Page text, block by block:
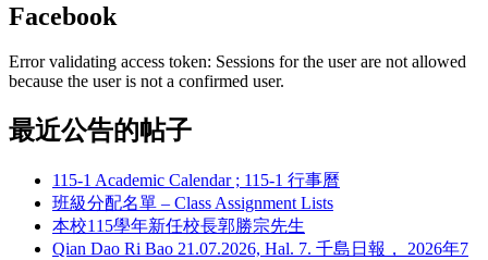
Facebook
Error validating access token: Sessions for the user are not allowed
because the user is not a confirmed user.
最近公告的帖子
115-1 Academic Calendar ; 115-1 行事曆
班級分配名單 – Class Assignment Lists
本校115學年新任校長郭勝宗先生
Qian Dao Ri Bao 21.07.2026, Hal. 7. 千島日報， 2026年7